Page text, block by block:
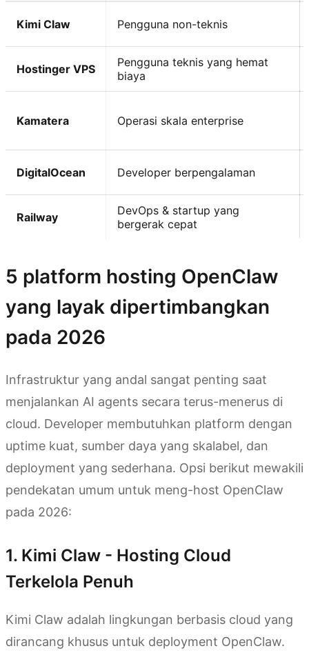
Kimi Claw Pengguna non-teknis
Hostinger VPS
Pengguna teknis yang hemat
biaya
Kamatera Operasi skala enterprise
DigitalOcean Developer berpengalaman
Railway
DevOps & startup yang
bergerak cepat
5 platform hosting OpenClaw
yang layak dipertimbangkan
pada 2026
Infrastruktur yang andal sangat penting saat
menjalankan AI agents secara terus-menerus di
cloud. Developer membutuhkan platform dengan
uptime kuat, sumber daya yang skalabel, dan
deployment yang sederhana. Opsi berikut mewakili
pendekatan umum untuk meng-host OpenClaw
pada 2026:
1. Kimi Claw - Hosting Cloud
Terkelola Penuh
Kimi Claw adalah lingkungan berbasis cloud yang
dirancang khusus untuk deployment OpenClaw.